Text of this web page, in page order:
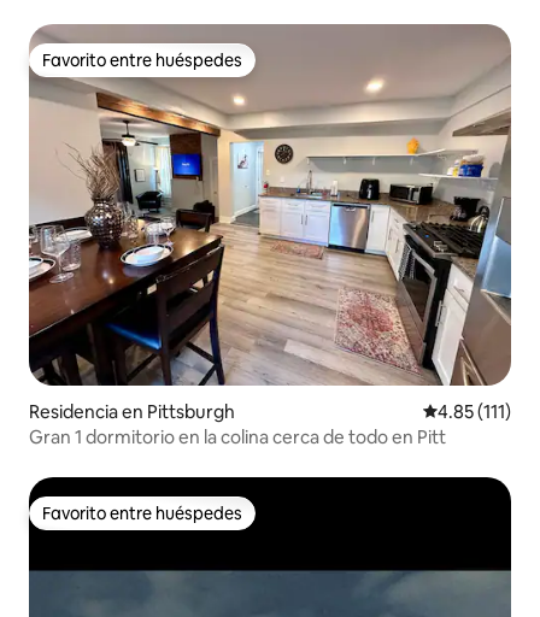
Favorito entre huéspedes
Favorito entre huéspedes
Residencia en Pittsburgh Calificación
4.85 (111)
Gran 1 dormitorio en la colina cerca de todo en Pitt
Favorito entre huéspedes
Favorito entre huéspedes